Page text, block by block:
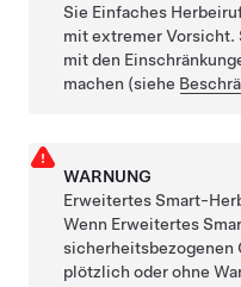
Sie Einfaches
mit extremer Vorsicht.
mit den
machen (siehe
WARNUNG
Erweitertes Smart-
Wenn Erweitertes
sicherheitsbezogenen
plötzlich oder ohne